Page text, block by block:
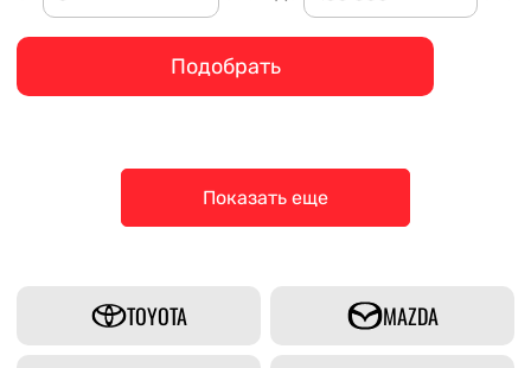
Подобрать
Показать еще
TOYOTA MAZDA